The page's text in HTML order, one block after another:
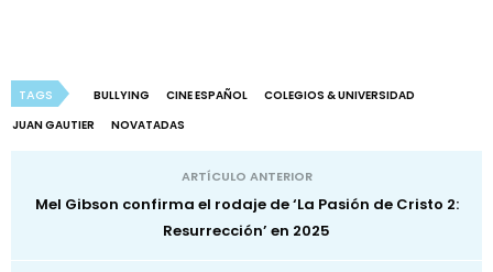
TAGS BULLYING CINE ESPAÑOL
COLEGIOS & UNIVERSIDAD
JUAN GAUTIER
NOVATADAS
ARTÍCULO ANTERIOR
Mel Gibson confirma el rodaje de ‘La Pasión de Cristo 2:
Resurrección’ en 2025